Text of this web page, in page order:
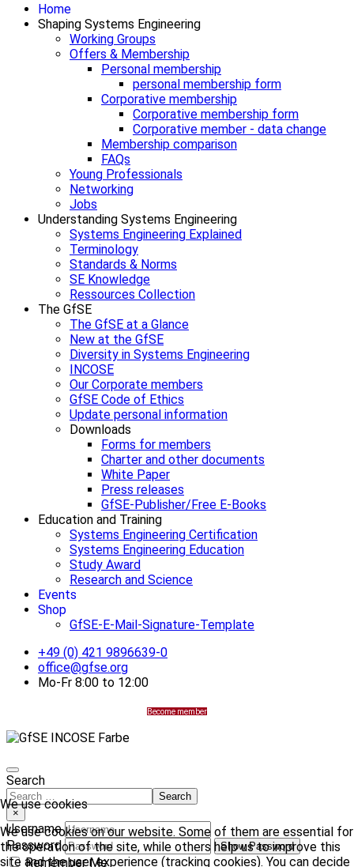
Home
Shaping Systems Engineering
Working Groups
Offers & Membership
Personal membership
personal membership form
Corporative membership
Corporative membership form
Corporative member - data change
Membership comparison
FAQs
Young Professionals
Networking
Jobs
Understanding Systems Engineering
Systems Engineering Explained
Terminology
Standards & Norms
SE Knowledge
Ressources Collection
The GfSE
The GfSE at a Glance
New at the GfSE
Diversity in Systems Engineering
INCOSE
Our Corporate members
GfSE Code of Ethics
Update personal information
Downloads
Forms for members
Charter and other documents
White Paper
Press releases
GfSE-Publisher/Free E-Books
Education and Training
Systems Engineering Certification
Systems Engineering Education
Study Award
Research and Science
Events
Shop
GfSE-E-Mail-Signature-Template
+49 (0) 421 9896639-0
office@gfse.org
Mo-Fr 8:00 to 12:00
Become member
We use cookies
We use cookies on our website. Some of them are essential for
the operation of the site, while others help us to improve this
site and the user experience (tracking cookies). You can decide
Search
Search
×
Username
Password
Show Password
Remember Me